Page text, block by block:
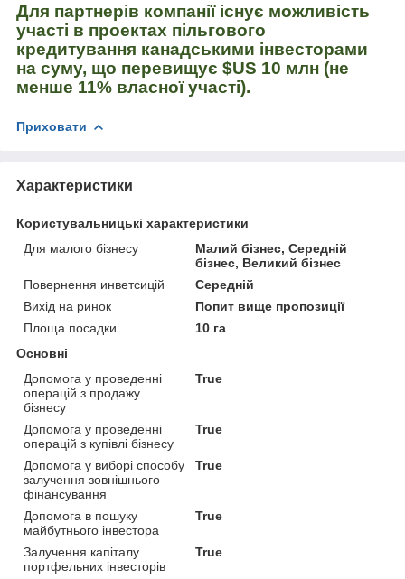
Для партнерів компанії існує можливість
участі в проектах пільгового
кредитування канадськими інвесторами
на суму, що перевищує $US 10 млн (не
менше 11% власної участі).
Приховати
Характеристики
Користувальницькі характеристики
Для малого бізнесу
Малий бізнес, Середній
бізнес, Великий бізнес
Повернення инветcицій
Середній
Вихід на ринок
Попит вище пропозиції
Площа посадки
10 га
Основні
Допомога у проведенні
операцій з продажу
бізнесу
True
Допомога у проведенні
операцій з купівлі бізнесу
True
Допомога у виборі способу
залучення зовнішнього
фінансування
True
Допомога в пошуку
майбутнього інвестора
True
Залучення капіталу
портфельних інвесторів
True